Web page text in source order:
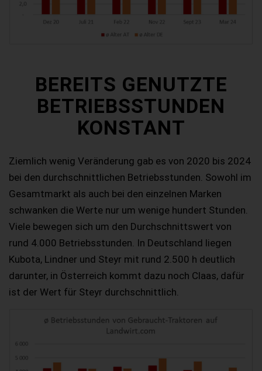
BEREITS GENUTZTE
BETRIEBSSTUNDEN
KONSTANT
Ziemlich wenig Veränderung gab es von 2020 bis 2024
bei den durchschnittlichen Betriebsstunden. Sowohl im
Gesamtmarkt als auch bei den einzelnen Marken
schwanken die Werte nur um wenige hundert Stunden.
Viele bewegen sich um den Durchschnittswert von
rund 4.000 Betriebsstunden. In Deutschland liegen
Kubota, Lindner und Steyr mit rund 2.500 h deutlich
darunter, in Österreich kommt dazu noch Claas, dafür
ist der Wert für Steyr durchschnittlich.